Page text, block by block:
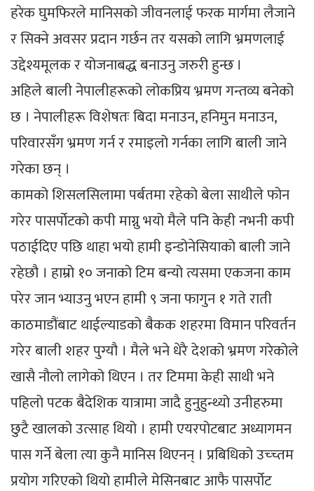
हरेक घुमफिरले मानिसको जीवनलाई फरक मार्गमा लैजाने
र सिक्ने अवसर प्रदान गर्छन तर यसको लागि भ्रमणलाई
उद्देश्यमूलक र योजनाबद्ध बनाउनु जरुरी हुन्छ ।
अहिले बाली नेपालीहरूको लोकप्रिय भ्रमण गन्तव्य बनेको
छ । नेपालीहरू विशेषतः बिदा मनाउन, हनिमुन मनाउन,
परिवारसँग भ्रमण गर्न र रमाइलो गर्नका लागि बाली जाने
गरेका छन् ।
कामको शिसलसिलामा पर्बतमा रहेको बेला साथीले फोन
गरेर पासर्पोटको कपी माग्नु भयो मैले पनि केही नभनी कपी
पठाईदिए पछि थाहा भयो हामी इन्डोनेसियाको बाली जाने
रहेछौ । हाम्रो १० जनाको टिम बन्यो त्यसमा एकजना काम
परेर जान भ्याउनु भएन हामी ९ जना फागुन १ गते राती
काठमाडौंबाट थाईल्याडको बैकक शहरमा विमान परिवर्तन
गरेर बाली शहर पुग्यौ । मैले भने धेरै देशको भ्रमण गरेकोले
खासै नौलो लागेको थिएन । तर टिममा केही साथी भने
पहिलो पटक बैदेशिक यात्रामा जादै हुनुहुन्थ्यो उनीहरुमा
छुटै खालको उत्साह थियो । हामी एयरपोटबाट अध्यागमन
पास गर्ने बेला त्या कुनै मानिस थिएनन् । प्रबिधिको उच्च्तम
प्रयोग गरिएको थियो हामीले मेसिनबाट आफै पासर्पोट